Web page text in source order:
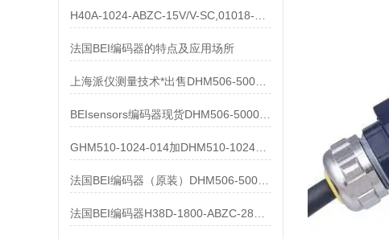
法国BEI编码器的特点及应用场所
上海派仪测量技术*出售DHM506-5000-002
BEIsensors编码器现货DHM506-5000-002
GHM510-1024-014加DHM510-1024S003都有货
法国BEI编码器（原装）DHM506-5000-002清仓处理